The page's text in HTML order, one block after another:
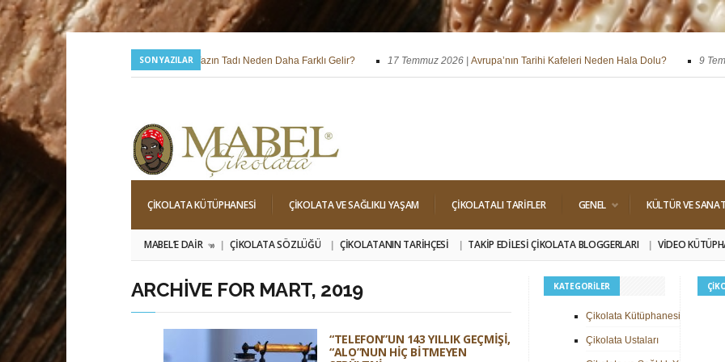
SON YAZILAR
24 Temmuz 2026 |Yazın Tadı Neden Daha Farklı Gelir? 17 Temmuz 2026 |Avrupa’nın Tarihi Kafeleri Neden Hala Dolu? 9
6 Mayıs 2026 |Hıdırellez; Dilek, Niyet ve Baharı Karşılama Hissi 29 Nisan 2026 |Dört Klasik Dolgu: Pralin, Ganaj, Krokant ve Trüf
ÇIKOLATA KÜTÜPHANESI ÇIKOLATA VE SAĞLIKLI YAŞAM ÇIKOLATALI TARIFLER GENEL KÜLTÜR VE SANAT
MABEL’E DAIR » ÇIKOLATA SÖZLÜĞÜ ÇIKOLATANIN TARIHÇESI TAKIP EDILESI ÇIKOLATA BLOGGERLARI VIDEO
ARCHIVE FOR MART, 2019
“TELEFON”UN 143 YILLIK GEÇMIŞI,
“ALO”NUN HIÇ BITMEYEN
KATEGORILER
Çikolata Kütüphanesi
Çikolata Ustaları